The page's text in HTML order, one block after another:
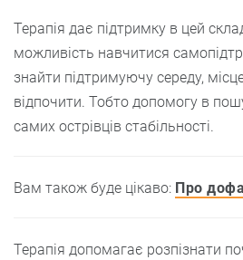
Терапія дає підтримку в цей
можливість навчитися
знайти підтримуючу середу,
відпочити. Тобто допомогу в
самих острівців стабільності.
Вам також буде цікаво: Про
Терапія допомагає розпізнати